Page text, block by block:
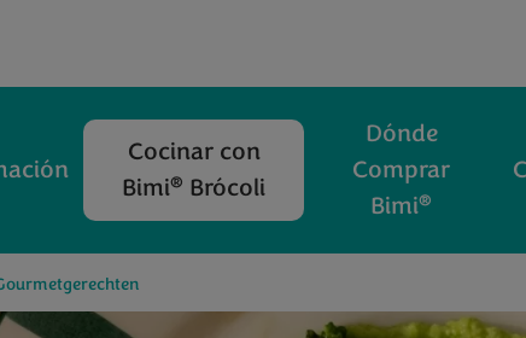
Cocinar con
Bimi® Brócoli
Dónde
Comprar
Bimi®